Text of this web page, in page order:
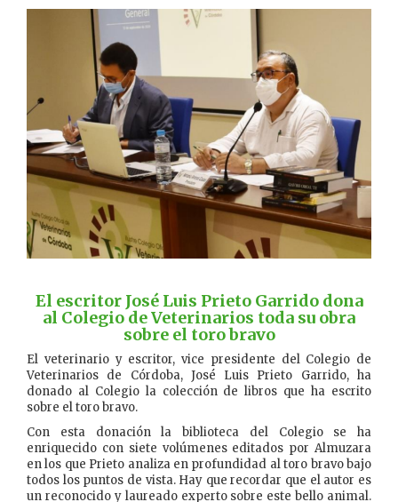
El escritor José Luis Prieto Garrido dona
al Colegio de Veterinarios toda su obra
sobre el toro bravo
El veterinario y escritor, vice presidente del Colegio de
Veterinarios de Córdoba, José Luis Prieto Garrido, ha
donado al Colegio la colección de libros que ha escrito
sobre el toro bravo.
Con esta donación la biblioteca del Colegio se ha
enriquecido con siete volúmenes editados por Almuzara
en los que Prieto analiza en profundidad al toro bravo bajo
todos los puntos de vista. Hay que recordar que el autor es
un reconocido y laureado experto sobre este bello animal.